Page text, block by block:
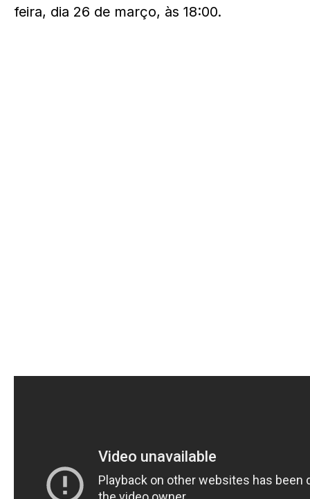
feira, dia 26 de março, às 18:00.